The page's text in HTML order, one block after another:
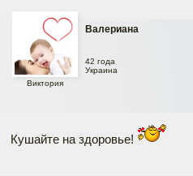
Валериана
Виктория
42 года
Украина
Кушайте на здоровье!